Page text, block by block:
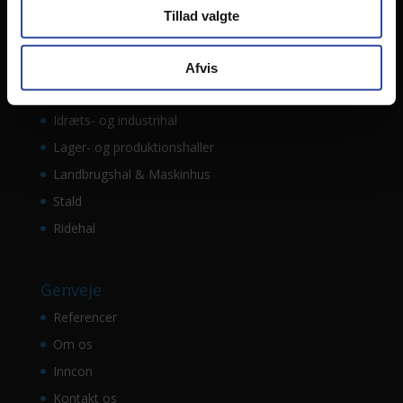
Tillad valgte
Afvis
Domicil
Idræts- og industrihal
Lager- og produktionshaller
Landbrugshal & Maskinhus
Stald
Ridehal
Genveje
Referencer
Om os
Inncon
Kontakt os